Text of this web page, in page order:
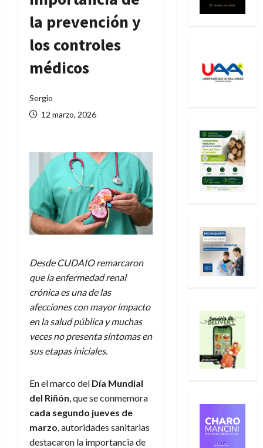
la prevención y
los controles
médicos
Sergio
12 marzo, 2026
Desde CUDAIO remarcaron
que la enfermedad renal
crónica es una de las
afecciones con mayor impacto
en la salud pública y muchas
veces no presenta síntomas en
sus etapas iniciales.
En el marco del Día Mundial
del Riñón , que se conmemora
cada segundo jueves de
marzo , autoridades sanitarias
destacaron la importancia de